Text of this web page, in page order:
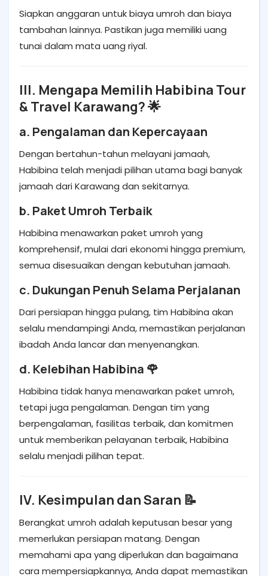
Siapkan anggaran untuk biaya umroh dan biaya
tambahan lainnya. Pastikan juga memiliki uang
tunai dalam mata uang riyal.
III. Mengapa Memilih Habibina Tour
& Travel Karawang? 🌟
a. Pengalaman dan Kepercayaan
Dengan bertahun-tahun melayani jamaah,
Habibina telah menjadi pilihan utama bagi banyak
jamaah dari Karawang dan sekitarnya.
b. Paket Umroh Terbaik
Habibina menawarkan paket umroh yang
komprehensif, mulai dari ekonomi hingga premium,
semua disesuaikan dengan kebutuhan jamaah.
c. Dukungan Penuh Selama Perjalanan
Dari persiapan hingga pulang, tim Habibina akan
selalu mendampingi Anda, memastikan perjalanan
ibadah Anda lancar dan menyenangkan.
d. Kelebihan Habibina 🌹
Habibina tidak hanya menawarkan paket umroh,
tetapi juga pengalaman. Dengan tim yang
berpengalaman, fasilitas terbaik, dan komitmen
untuk memberikan pelayanan terbaik, Habibina
selalu menjadi pilihan tepat.
IV. Kesimpulan dan Saran 📝
Berangkat umroh adalah keputusan besar yang
memerlukan persiapan matang. Dengan
memahami apa yang diperlukan dan bagaimana
cara mempersiapkannya, Anda dapat memastikan